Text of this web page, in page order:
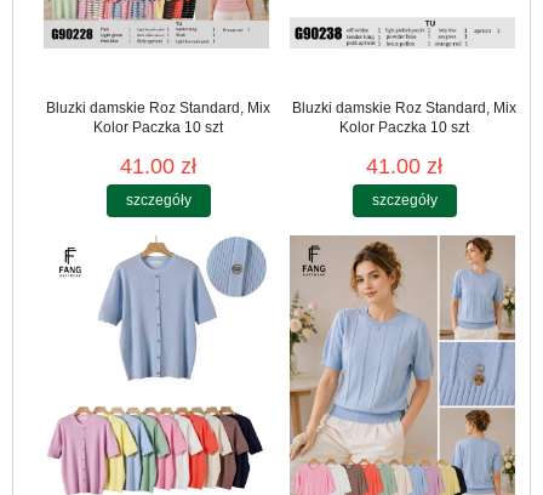
Bluzki damskie Roz Standard, Mix
Kolor Paczka 10 szt
41.00 zł
szczegóły
Bluzki damskie Roz Standard, Mix
Kolor Paczka 10 szt
41.00 zł
szczegóły